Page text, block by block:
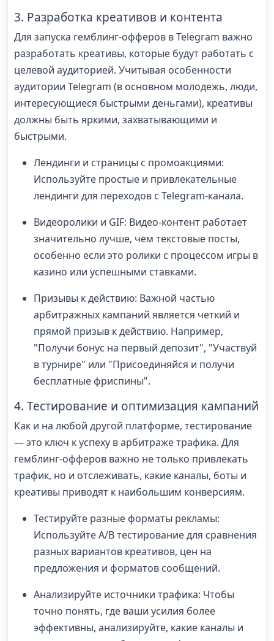
3. Разработка креативов и контента
Для запуска гемблинг-офферов в Telegram важно
разработать креативы, которые будут работать с
целевой аудиторией. Учитывая особенности
аудитории Telegram (в основном молодежь, люди,
интересующиеся быстрыми деньгами), креативы
должны быть яркими, захватывающими и
быстрыми.
Лендинги и страницы с промоакциями:
Используйте простые и привлекательные
лендинги для переходов с Telegram-канала.
Видеоролики и GIF: Видео-контент работает
значительно лучше, чем текстовые посты,
особенно если это ролики с процессом игры в
казино или успешными ставками.
Призывы к действию: Важной частью
арбитражных кампаний является четкий и
прямой призыв к действию. Например,
"Получи бонус на первый депозит", "Участвуй
в турнире" или "Присоединяйся и получи
бесплатные фриспины".
4. Тестирование и оптимизация кампаний
Как и на любой другой платформе, тестирование
— это ключ к успеху в арбитраже трафика. Для
гемблинг-офферов важно не только привлекать
трафик, но и отслеживать, какие каналы, боты и
креативы приводят к наибольшим конверсиям.
Тестируйте разные форматы рекламы:
Используйте A/B тестирование для сравнения
разных вариантов креативов, цен на
предложения и форматов сообщений.
Анализируйте источники трафика: Чтобы
точно понять, где ваши усилия более
эффективны, анализируйте, какие каналы и